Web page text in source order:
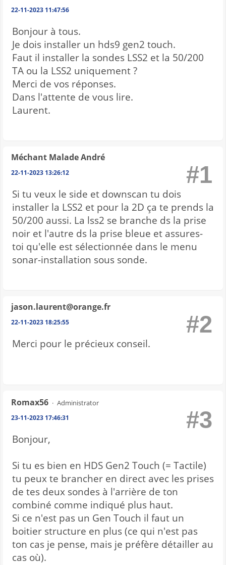
22-11-2023 11:47:56
Bonjour à tous.
Je dois installer un hds9 gen2 touch.
Faut il installer la sondes LSS2 et la 50/200
TA ou la LSS2 uniquement ?
Merci de vos réponses.
Dans l'attente de vous lire.
Laurent.
Méchant Malade André
22-11-2023 13:26:12 #1
Si tu veux le side et downscan tu dois
installer la LSS2 et pour la 2D ça te prends la
50/200 aussi. La lss2 se branche ds la prise
noir et l'autre ds la prise bleue et assures-
toi qu'elle est sélectionnée dans le menu
sonar-installation sous sonde.
jason.laurent@orange.fr
22-11-2023 18:25:55 #2
Merci pour le précieux conseil.
Romax56 Administrator
23-11-2023 17:46:31 #3
Bonjour,
Si tu es bien en HDS Gen2 Touch (= Tactile)
tu peux te brancher en direct avec les prises
de tes deux sondes à l'arrière de ton
combiné comme indiqué plus haut.
Si ce n'est pas un Gen Touch il faut un
boitier structure en plus (ce qui n'est pas
ton cas je pense, mais je préfère détailler au
cas où).